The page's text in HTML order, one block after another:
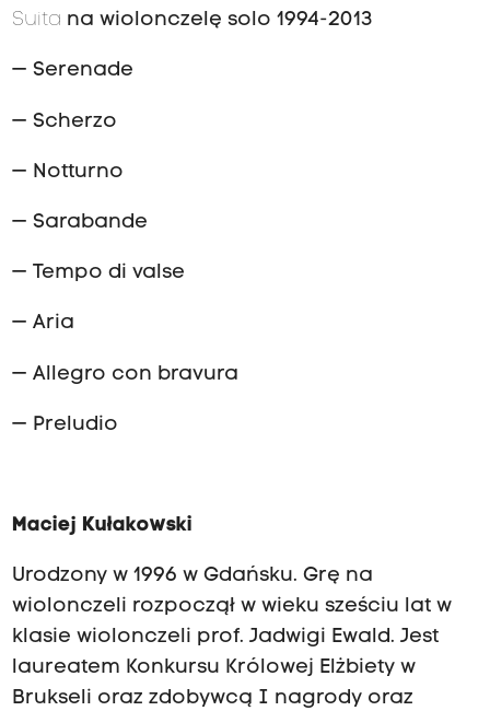
Suita na wiolonczelę solo 1994-2013
— Serenade
— Scherzo
— Notturno
— Sarabande
— Tempo di valse
— Aria
— Allegro con bravura
— Preludio
Maciej Kułakowski
Urodzony w 1996 w Gdańsku. Grę na
wiolonczeli rozpoczął w wieku sześciu lat w
klasie wiolonczeli prof. Jadwigi Ewald. Jest
laureatem Konkursu Królowej Elżbiety w
Brukseli oraz zdobywcą I nagrody oraz